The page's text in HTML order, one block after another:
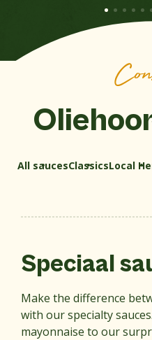
All saucesClassicsLocal
Speciaal
Make the difference
with our specialty
mayonnaise to our